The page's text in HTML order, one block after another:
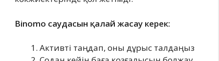
Binomo саудасын қалай жасау керек:
Активті таңдап, оны дұрыс талдаңыз